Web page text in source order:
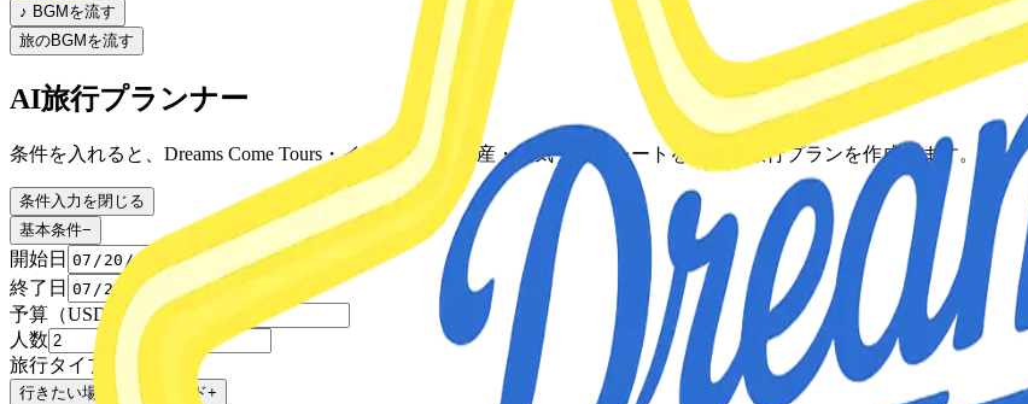
♪ BGMを流す
旅のBGMを流す
AI旅行プランナー
条件を入れると、Dreams Come Tours・イベント・お土産・天気・換算レートをもとに旅行プランを作成します。
条件入力を閉じる
基本条件−
開始日
終了日
予算（USD）
人数
旅行タイプ
行きたい場所・キーワード+